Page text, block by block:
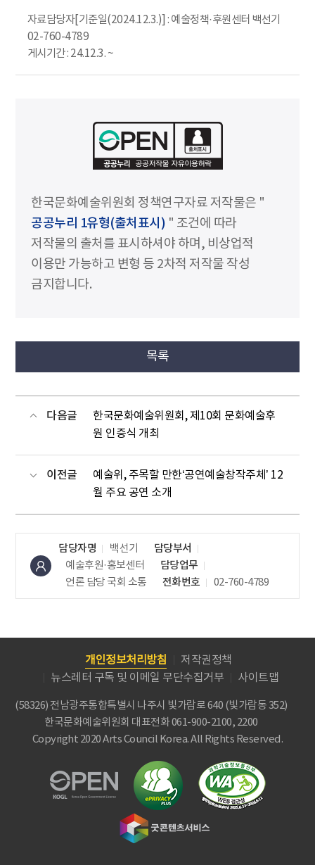
자료담당자[기준일(2024.12.3.)] : 예술정책·후원센터 백선기
02-760-4789
게시기간 : 24.12.3. ~
한국문화예술위원회 정책연구자료 저작물은 "
공공누리 1유형(출처표시) " 조건에 따라
저작물의 출처를 표시하셔야 하며, 비상업적
이용만 가능하고 변형 등 2차적 저작물 작성
금지합니다.
목록
다음글
한국문화예술위원회, 제10회 문화예술후
원 인증식 개최
이전글
예술위, 주목할 만한‘공연예술창작주체’ 12
월 주요 공연 소개
담당자명 백선기
담당부서
예술후원·홍보센터
담당업무
언론 담당국회 소통 전화번호 02-760-4789
개인정보처리방침
저작권정책
뉴스레터 구독 및 이메일 무단수집거부
사이트맵
(58326) 전남광주통합특별시 나주시 빛가람로 640 (빛가람동 352)
한국문화예술위원회 대표전화 061-900-2100, 2200
Copyright 2020 Arts Council Korea. All Rights Reserved.